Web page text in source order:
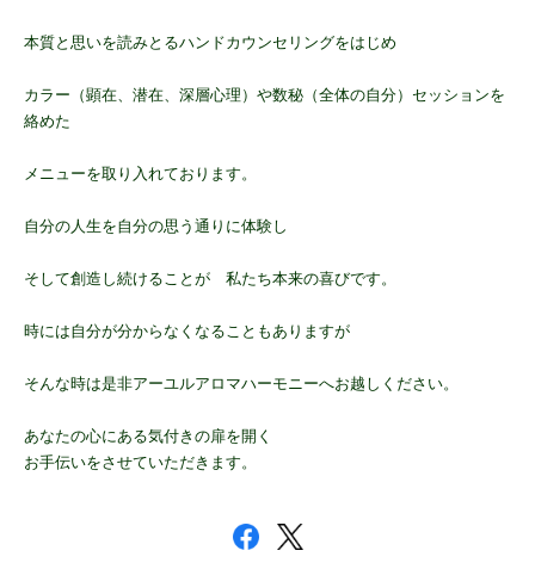
本質と思いを読みとるハンドカウンセリングをはじめ
カラー（顕在、潜在、深層心理）や数秘（全体の自分）セッションを
絡めた
メニューを取り入れております。
自分の人生を自分の思う通りに体験し
そして創造し続けることが 私たち本来の喜びです。
時には自分が分からなくなることもありますが
そんな時は是非アーユルアロマハーモニーへお越しください。
あなたの心にある気付きの扉を開く
お手伝いをさせていただきます。